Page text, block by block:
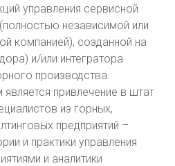
управления сервисной
независимой или
компанией), созданной на
и/или интегратора
производства.
привлечение в штат
из горных,
предприятий –
и практики управления
и аналитики